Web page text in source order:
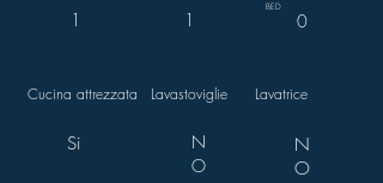
1 1
BED
0
Cucina attrezzata Lavastoviglie Lavatrice
Si
N
O
N
O